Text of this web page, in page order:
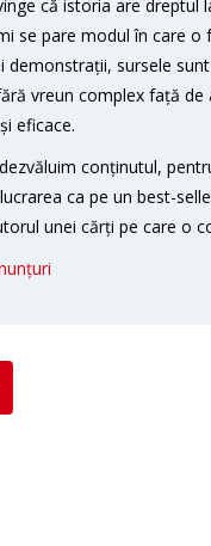
că istoria are dreptul
se pare modul în care
demonstrații, sursele
vreun complex față
eficace.
conținutul,
ca pe un best-
unei cărți pe care o